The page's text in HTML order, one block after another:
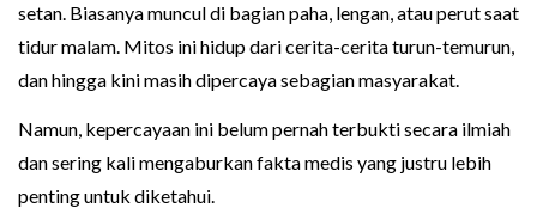
setan. Biasanya muncul di bagian paha, lengan, atau perut saat
tidur malam. Mitos ini hidup dari cerita-cerita turun-temurun,
dan hingga kini masih dipercaya sebagian masyarakat.
Namun, kepercayaan ini belum pernah terbukti secara ilmiah
dan sering kali mengaburkan fakta medis yang justru lebih
penting untuk diketahui.